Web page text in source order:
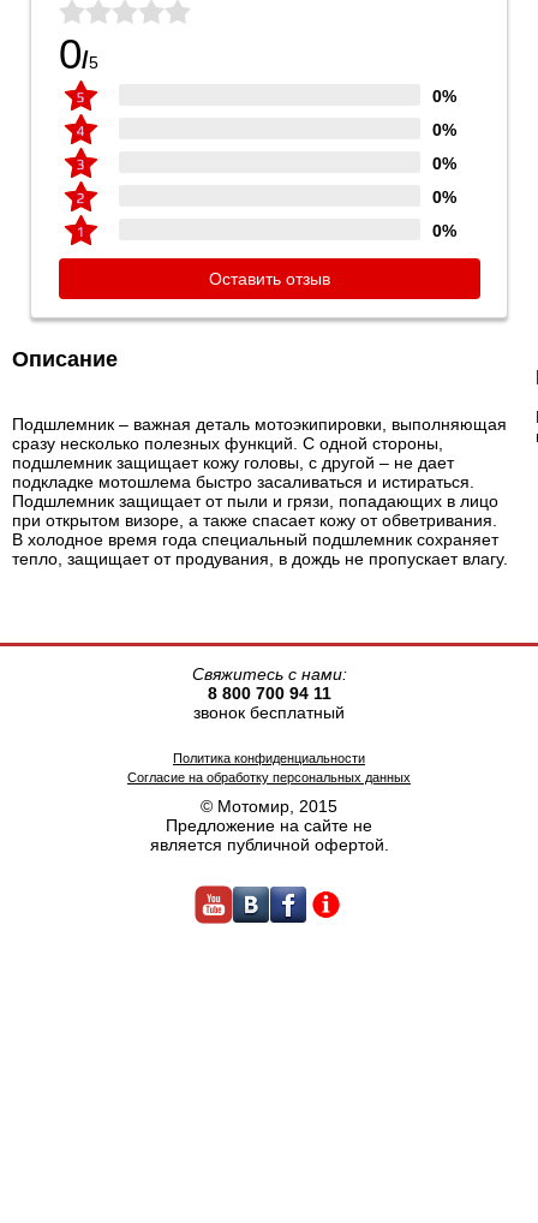
0/5
0%
0%
0%
0%
0%
Оставить отзыв
Описание
Подшлемник – важная деталь мотоэкипировки, выполняющая
сразу несколько полезных функций. С одной стороны,
подшлемник защищает кожу головы, с другой – не дает
подкладке мотошлема быстро засаливаться и истираться.
Подшлемник защищает от пыли и грязи, попадающих в лицо
при открытом визоре, а также спасает кожу от обветривания.
В холодное время года специальный подшлемник сохраняет
тепло, защищает от продувания, в дождь не пропускает влагу.
© Мотомир, 2015
Предложение на сайте не
является публичной офертой.
Политика конфиденциальности
Согласие на обработку персональных данных
Свяжитесь с нами:
8 800 700 94 11
звонок бесплатный